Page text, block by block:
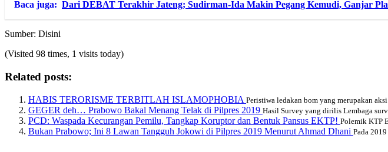
Baca juga: Dari DEBAT Terakhir Jateng; Sudirman-Ida Makin Pegang Kemudi, Ganjar
Sumber: Disini
(Visited 98 times, 1 visits today)
Related posts:
HABIS TERORISME TERBITLAH ISLAMOPHOBIA Peristiwa ledakan bom yang merupakan
GEGER deh… Prabowo Bakal Menang Telak di Pilpres 2019 Hasil Survey yang dirilis Lembaga
PCD: Waspada Kecurangan Pemilu, Tangkap Koruptor dan Bentuk Pansus EKTP! Polemik KTP
Bukan Prabowo; Ini 8 Lawan Tangguh Jokowi di Pilpres 2019 Menurut Ahmad Dhani Pada